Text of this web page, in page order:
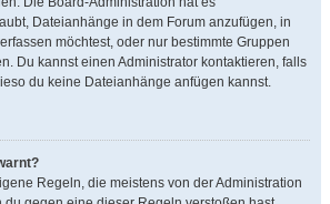
Dateianhänge in dem Forum anzufügen, in
möchtest, oder nur bestimmte Gruppen
Du kannst einen Administrator kontaktieren, falls
du keine Dateianhänge anfügen kannst.
Regeln, die meistens von der Administration